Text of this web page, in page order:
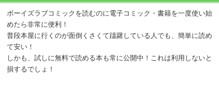
ボーイズラブコミックを読むのに電子コミック・書籍を一度使い始
めたら非常に便利！
普段本屋に行くのが面倒くさくて躊躇している人でも、簡単に読め
て安い！
しかも、試しに無料で読める本も常に公開中！これは利用しないと
損するでしょ！